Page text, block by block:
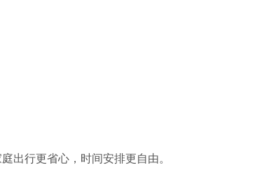
庭出行更省心，时间安排更自由。